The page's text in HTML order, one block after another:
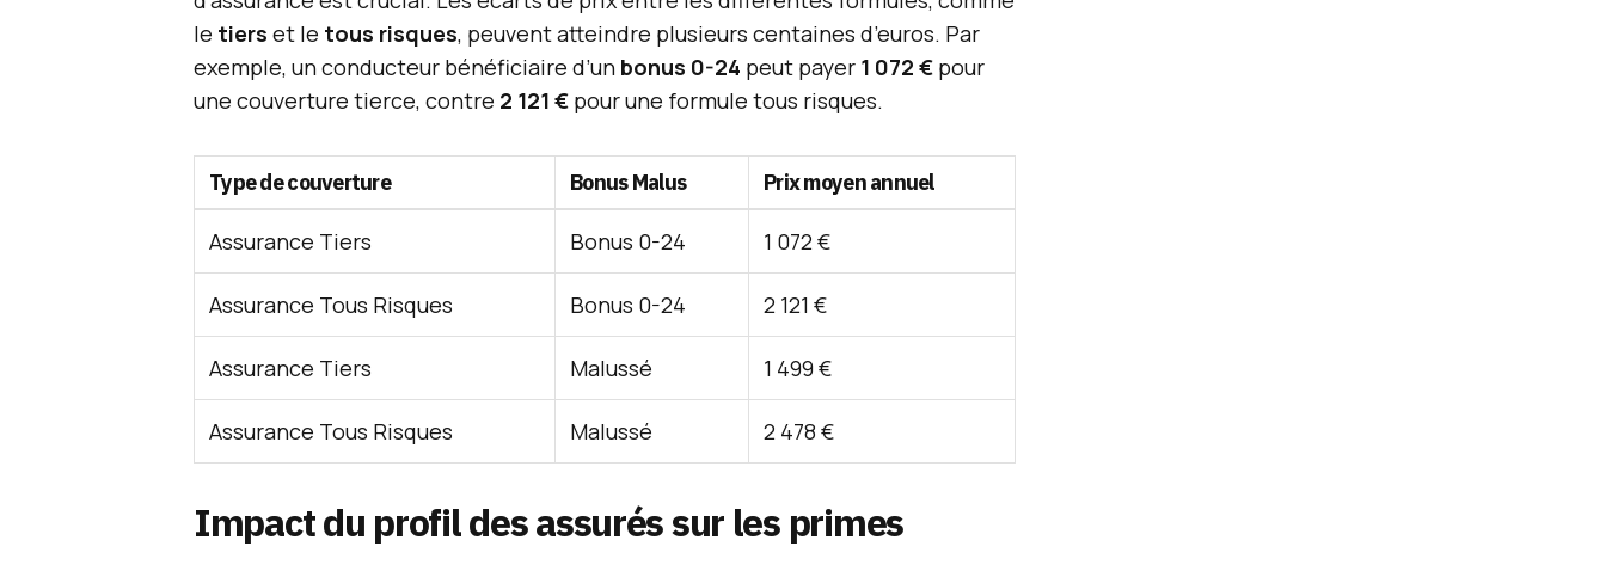
le tiers et le tous risques, peuvent atteindre plusieurs centaines d’euros. Par
exemple, un conducteur bénéficiaire d’un bonus 0-24 peut payer 1 072 € pour
une couverture tierce, contre 2 121 € pour une formule tous risques.
Type de couverture Bonus Malus Prix moyen annuel
Assurance Tiers Bonus 0-24 1 072 €
Assurance Tous Risques Bonus 0-24 2 121 €
Assurance Tiers Malussé 1 499 €
Assurance Tous Risques Malussé 2 478 €
Impact du profil des assurés sur les primes